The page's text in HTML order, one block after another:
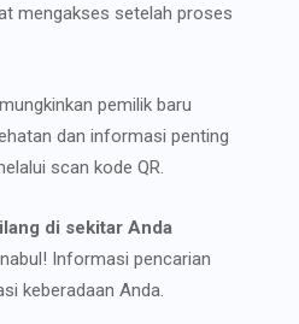
mengakses setelah proses
pemilik baru
dan informasi penting
scan kode QR.
di sekitar Anda
Informasi pencarian
keberadaan Anda.